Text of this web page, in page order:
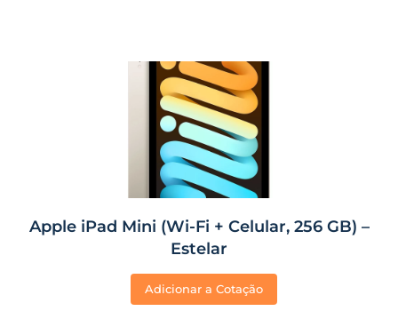
Apple iPad Mini (Wi-Fi + Celular, 256 GB) –
Estelar
Adicionar a Cotação